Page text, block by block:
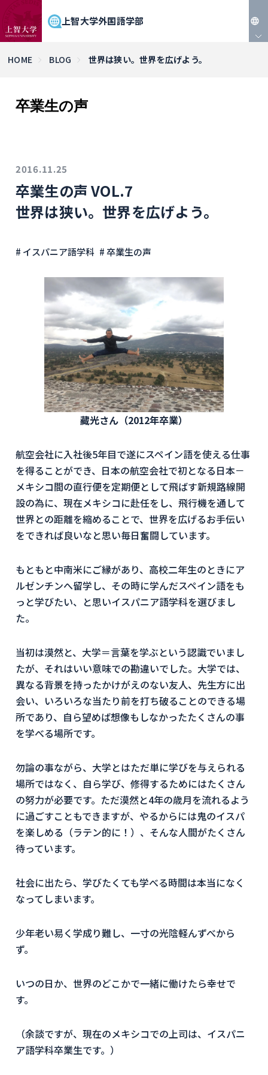
上智大学外国語学部
HOME BLOG 世界は狭い。世界を広げよう。
卒業生の声
2016.11.25
卒業生の声 VOL.7
世界は狭い。世界を広げよう。
# イスパニア語学科 # 卒業生の声
藏光さん（2012年卒業）
航空会社に入社後5年目で遂にスペイン語を使える仕事
を得ることができ、日本の航空会社で初となる日本－
メキシコ間の直行便を定期便として飛ばす新規路線開
設の為に、現在メキシコに赴任をし、飛行機を通して
世界との距離を縮めることで、世界を広げるお手伝い
をできれば良いなと思い毎日奮闘しています。
もともと中南米にご縁があり、高校二年生のときにア
ルゼンチンへ留学し、その時に学んだスペイン語をも
っと学びたい、と思いイスパニア語学科を選びまし
た。
当初は漠然と、大学＝言葉を学ぶという認識でいまし
たが、それはいい意味での勘違いでした。大学では、
異なる背景を持ったかけがえのない友人、先生方に出
会い、いろいろな当たり前を打ち破ることのできる場
所であり、自ら望めば想像もしなかったたくさんの事
を学べる場所です。
勿論の事ながら、大学とはただ単に学びを与えられる
場所ではなく、自ら学び、修得するためにはたくさん
の努力が必要です。ただ漠然と4年の歳月を流れるよう
に過ごすこともできますが、やるからには鬼のイスパ
を楽しめる（ラテン的に！）、そんな人間がたくさん
待っています。
社会に出たら、学びたくても学べる時間は本当になく
なってしまいます。
少年老い易く学成り難し、一寸の光陰軽んずべから
ず。
いつの日か、世界のどこかで一緒に働けたら幸せで
す。
（余談ですが、現在のメキシコでの上司は、イスパニ
ア語学科卒業生です。）